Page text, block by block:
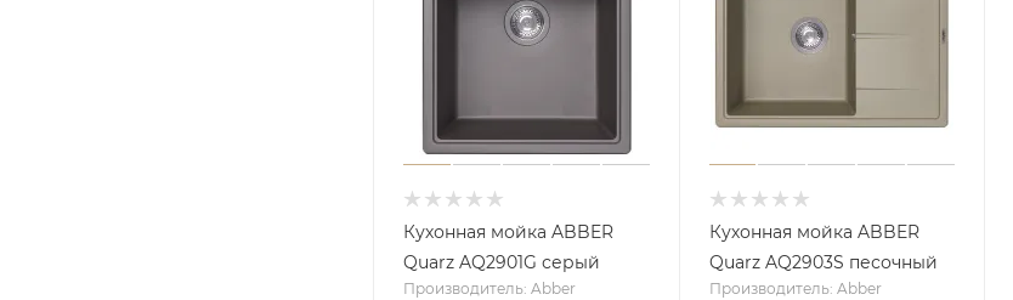
Кухонная мойка ABBER
Quarz AQ2901G серый
Производитель: Abber
Кухонная мойка ABBER
Quarz AQ2903S песочный
Производитель: Abber